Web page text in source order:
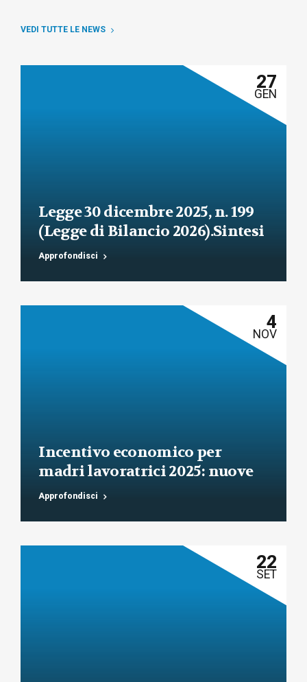
VEDI TUTTE LE NEWS
27
GEN
Legge 30 dicembre 2025, n. 199
(Legge di Bilancio 2026).Sintesi
commentata delle principali
Approfondisci
4
NOV
Incentivo economico per
madri lavoratrici 2025: nuove
regole INPS e requisiti
Approfondisci
22
SET